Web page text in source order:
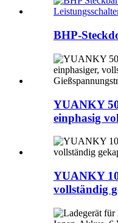
BHP-
YUANKY
einphasig
YUANKY
vollständig